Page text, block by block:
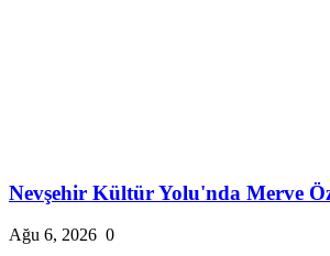
Nevşehir Kültür Yolu'nda Merve
Ağu 6, 2026 0